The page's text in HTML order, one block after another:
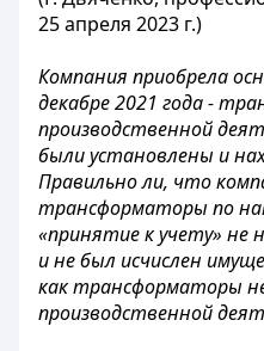
25 апреля 2023 г.)
Компания приобрела
декабре 2021 года -
производственной
были установлены и
Правильно ли, что
трансформаторы по
«принятие к учету» не
и не был исчислен
как трансформаторы
производственной